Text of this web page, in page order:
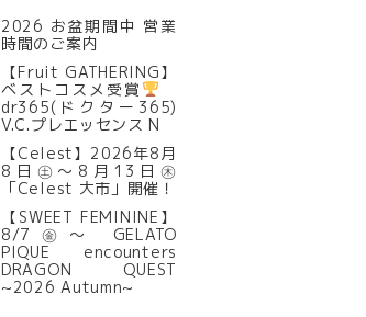
2026 お盆期間中 営業
時間のご案内
【Fruit GATHERING】
ベストコスメ受賞
dr365(ドクター365)
V.C.プレエッセンス N
【Celest】2026年8月
8日㊏～8月13日㊍
「Celest 大市」開催！
【SWEET FEMININE】
8/7㊎～ GELATO
PIQUE encounters
DRAGON QUEST
~2026 Autumn~